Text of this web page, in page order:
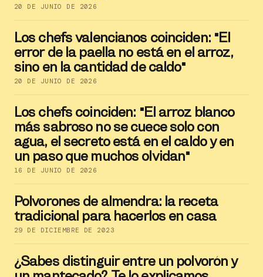
20 DE JUNIO DE 2026
Los chefs valencianos coinciden: "El
error de la paella no está en el arroz,
sino en la cantidad de caldo"
20 DE JUNIO DE 2026
Los chefs coinciden: "El arroz blanco
más sabroso no se cuece solo con
agua, el secreto está en el caldo y en
un paso que muchos olvidan"
16 DE JUNIO DE 2026
Polvorones de almendra: la receta
tradicional para hacerlos en casa
29 DE DICIEMBRE DE 2023
¿Sabes distinguir entre un polvorón y